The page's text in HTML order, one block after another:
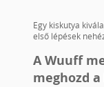
Egy kiskutya
első lépések
A Wuuff
meghozd